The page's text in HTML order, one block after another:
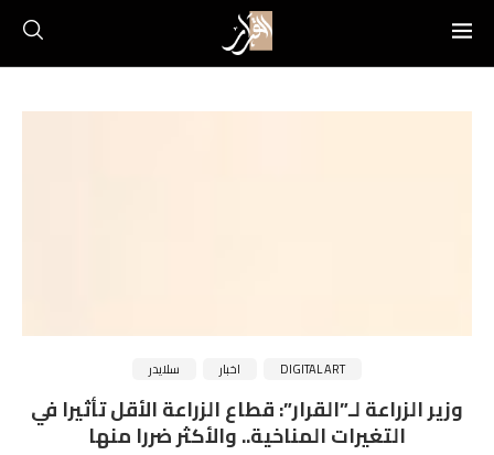
DIGITAL ART اخبار سلايدر
وزير الزراعة لـ”القرار”: قطاع الزراعة الأقل تأثيرا في
التغيرات المناخية.. والأكثر ضررا منها